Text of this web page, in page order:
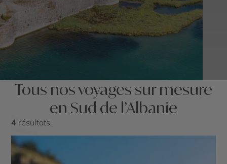
Tous nos voyages sur mesure
en Sud de l’Albanie
4 résultats